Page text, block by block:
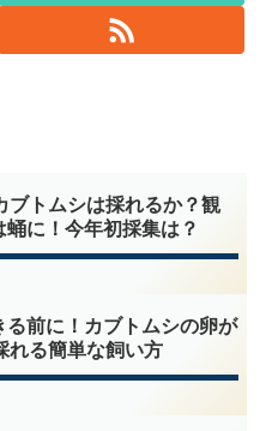
ブトムシは採れるか？観
蛹に！今年初採集は？
る前に！カブトムシの卵が
れる簡単な飼い方